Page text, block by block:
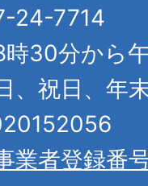
24-7714
時30分から
、祝日、年
業者登録番